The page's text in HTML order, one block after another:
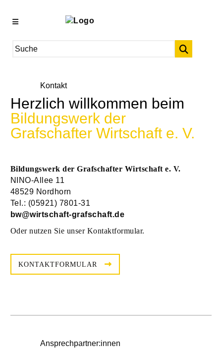
Kontakt
Herzlich willkommen beim
Bildungswerk der
Grafschafter Wirtschaft e. V.
Bildungswerk der Grafschafter Wirtschaft e. V.
NINO-Allee 11
48529 Nordhorn
Tel.: (05921) 7801-31
bw@wirtschaft-grafschaft.de
Oder nutzen Sie unser Kontaktformular.
KONTAKTFORMULAR
Ansprechpartner:innen